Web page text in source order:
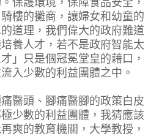
樓的攤商，讓婦女和幼童的
道理，我們偉大的政府難道
養人才，若不是政府智能太
」只是個冠冕堂皇的藉口，
入少數的利益團體之中。
醫頭、腳痛醫腳的政策白皮
少數的利益團體，我猜應該
爽的教育機關，大學教授，